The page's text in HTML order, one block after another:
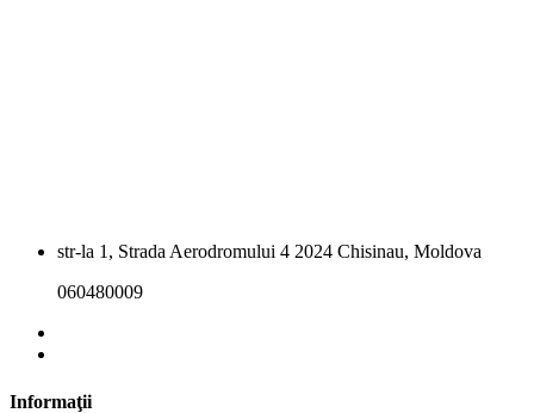
str-la 1, Strada Aerodromului 4 2024 Chisinau, Moldova
060480009
Informaţii